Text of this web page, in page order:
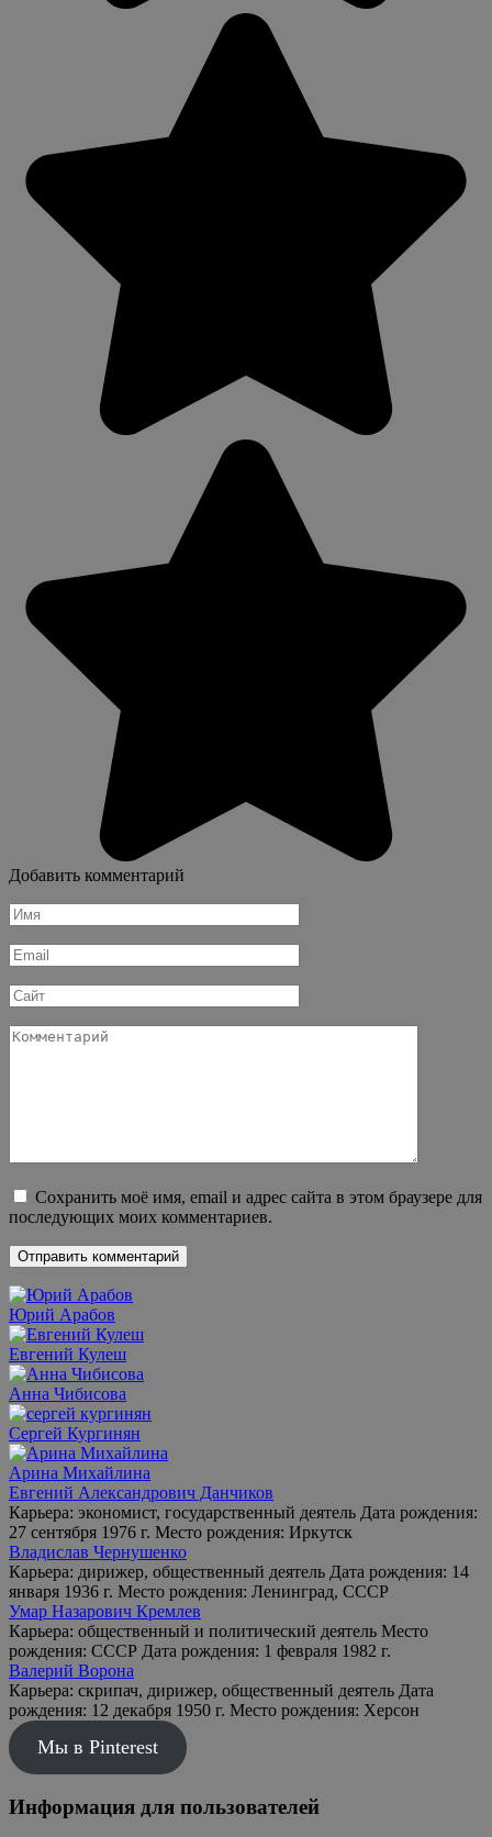
Добавить комментарий
Имя
*
Email
*
Сайт
Комментарий
Сохранить моё имя, email и адрес сайта в этом браузере для
последующих моих комментариев.
Юрий Арабов
Евгений Кулеш
Анна Чибисова
Сергей Кургинян
Арина Михайлина
Евгений Александрович Данчиков
Карьера: экономист, государственный деятель Дата рождения:
27 сентября 1976 г. Место рождения: Иркутск
Владислав Чернушенко
Карьера: дирижер, общественный деятель Дата рождения: 14
января 1936 г. Место рождения: Ленинград, СССР
Умар Назарович Кремлев
Карьера: общественный и политический деятель Место
рождения: СССР Дата рождения: 1 февраля 1982 г.
Валерий Ворона
Карьера: скрипач, дирижер, общественный деятель Дата
рождения: 12 декабря 1950 г. Место рождения: Херсон
Мы в Pinterest
Информация для пользователей